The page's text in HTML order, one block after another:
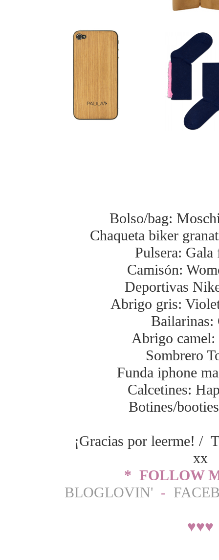
Bolso/bag:
Chaqueta biker
Pulsera: Gala
Camisón:
Deportivas
Abrigo gris:
Bailarinas:
Abrigo camel:
Sombrero
Funda iphone
Calcetines:
Botines/
¡Gracias por leerme! /
xx
* FOLLOW
BLOGLOVIN' -
♥♥♥